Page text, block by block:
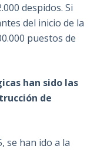
despidos. Si
del inicio de la
puestos de
han sido las
de
se han ido a la